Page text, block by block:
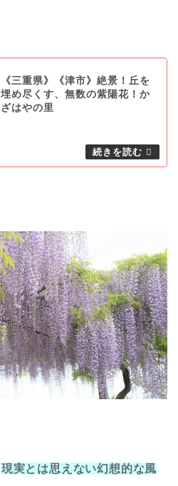
《三重県》《津市》絶景！丘を
埋め尽くす、無数の紫陽花！か
ざはやの里
現実とは思えない幻想的な風